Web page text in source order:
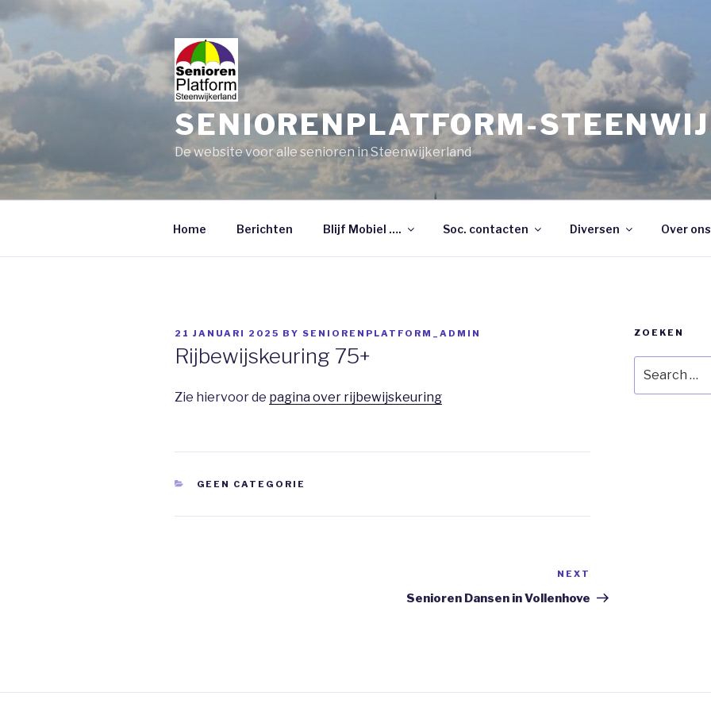
to
content
SENIORENPLATFORM-
De website voor alle senioren in Steenwijkerland
Home Berichten Blijf Mobiel …. Soc. contacten Diversen Over ons
POSTED
21 JANUARI 2025 BY SENIORENPLATFORM_ADMIN
Rijbewijskeuring 75+
Zie hiervoor de pagina over rijbewijskeuring
CATEGORIES
GEEN CATEGORIE
Post
NEXT
Senioren Dansen in Vollenhove
ZOEKEN
for: